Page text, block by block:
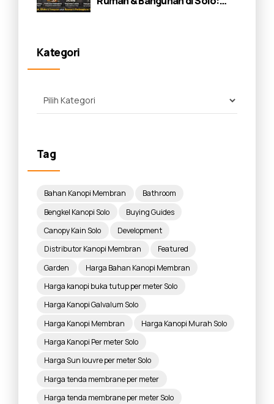
Kategori
Tag
Bahan Kanopi Membran
Bathroom
Bengkel Kanopi Solo
Buying Guides
Canopy Kain Solo
Development
Distributor Kanopi Membran
Featured
Garden
Harga Bahan Kanopi Membran
Harga kanopi buka tutup per meter Solo
Harga Kanopi Galvalum Solo
Harga Kanopi Membran
Harga Kanopi Murah Solo
Harga Kanopi Per meter Solo
Harga Sun louvre per meter Solo
Harga tenda membrane per meter
Harga tenda membrane per meter Solo